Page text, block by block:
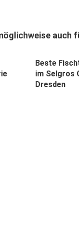
auch
Beste
im Selgros
Dresden